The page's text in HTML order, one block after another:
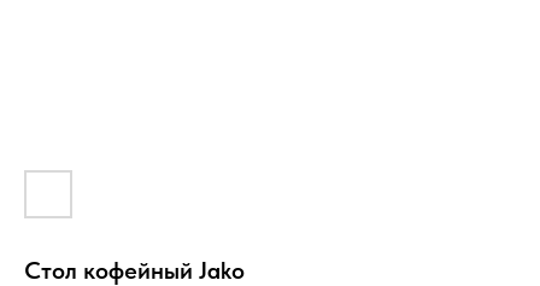
Стол кофейный Jako